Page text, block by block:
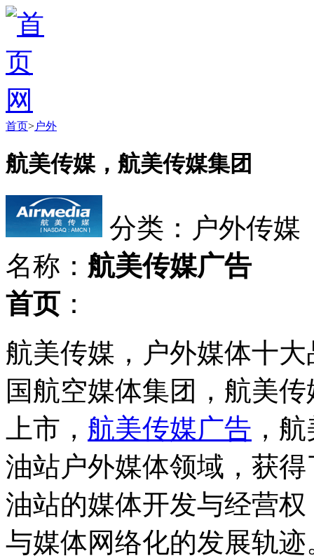
首页>户外
航美传媒，航美传媒集团
分类：户外传媒
名称： 航美传媒广告
首页 ：
航美传媒，户外媒体十
国航空媒体集团，航美
上市， 航美传媒广告 ，
油站户外媒体领域，获
油站的媒体开发与经营
与媒体网络化的发展轨迹